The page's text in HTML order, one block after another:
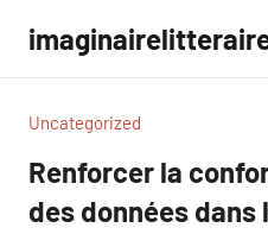
contenu
Uncategorized
Renforcer la
des données dans